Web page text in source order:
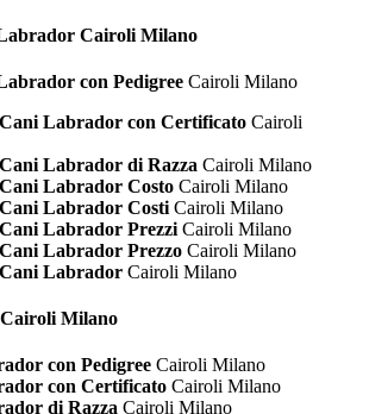
Cairoli Milano
con Pedigree Cairoli Milano
Labrador con Certificato Cairoli
Labrador di Razza Cairoli Milano
Labrador Costo Cairoli Milano
Labrador Costi Cairoli Milano
Labrador Prezzi Cairoli Milano
Labrador Prezzo Cairoli Milano
Labrador Cairoli Milano
Milano
con Pedigree Cairoli Milano
con Certificato Cairoli Milano
di Razza Cairoli Milano